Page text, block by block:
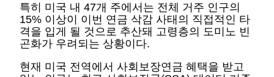
특히 미국 내 47개 주에서는 전체 거주 인구의
15% 이상이 이번 연금 삭감 사태의 직접적인 타
격을 입게 될 것으로 추산돼 고령층의 도미노 빈
곤화가 우려되는 상황이다.
현재 미국 전역에서 사회보장연금 혜택을 받고